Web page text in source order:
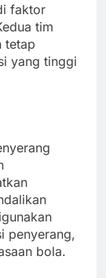
faktor
tim
tetap
yang tinggi
penyerang,
bola.